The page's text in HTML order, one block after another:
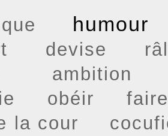
humour
devise
ambition
obéir
la cour